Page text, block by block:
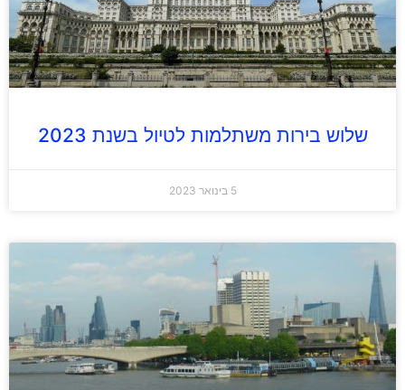
שלוש בירות משתלמות לטיול בשנת 2023
5 בינואר 2023